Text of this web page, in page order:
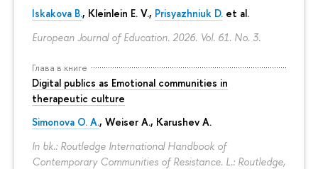
Iskakova B., Kleinlein E. V., Prisyazhniuk D. et al.
European Journal of Education. 2026. Vol. 61. No. 3.
Глава в книге
Digital publics as Emotional communities in
therapeutic culture
Simonova O. A., Weiser A., Karushev A.
In bk.: Routledge International Handbook of
Contemporary Communities of Resistance. L.: Routledge,